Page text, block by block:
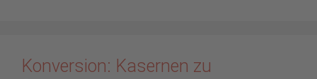
Konversion: Kasernen zu